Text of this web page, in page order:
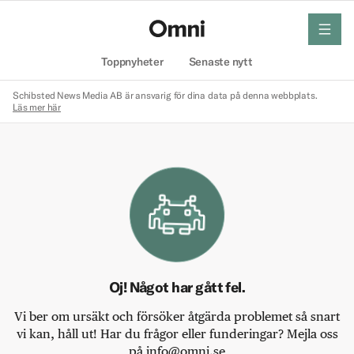
Toppnyheter Senaste nytt
meny
Schibsted News Media AB är ansvarig för dina data på denna webbplats.
Läs mer här
Oj! Något har gått fel.
Vi ber om ursäkt och försöker åtgärda problemet så snart
vi kan, håll ut! Har du frågor eller funderingar? Mejla oss